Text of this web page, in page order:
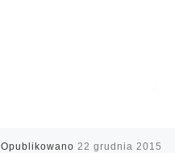
Opublikowano 22 grudnia 2015